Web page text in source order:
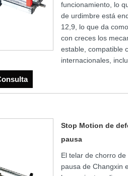
funcionamiento, lo
de urdimbre está
12,9, lo que da
con creces los
estable, compatible
internacionales,
Stop Motion de
pausa
El telar de chorro
pausa de Changxin